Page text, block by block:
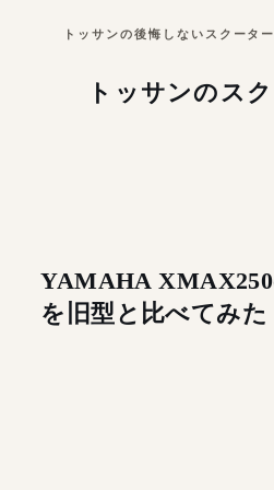
トッサンの後悔しないスクータ
トッサンのス
YAMAHA
を旧型と比べてみた